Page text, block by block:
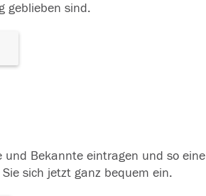
geblieben sind.
und Bekannte eintragen und so eine
sich jetzt ganz bequem ein.